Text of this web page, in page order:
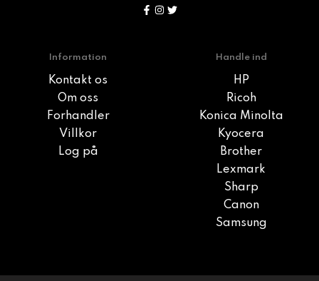
Information
Kontakt os
Om oss
Forhandler
Villkor
Log på
Handle ind
HP
Ricoh
Konica Minolta
Kyocera
Brother
Lexmark
Sharp
Canon
Samsung